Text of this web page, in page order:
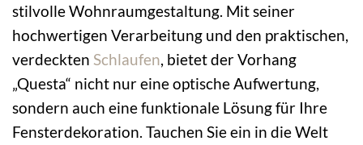
stilvolle Wohnraumgestaltung. Mit seiner
hochwertigen Verarbeitung und den praktischen,
verdeckten Schlaufen , bietet der Vorhang
„Questa“ nicht nur eine optische Aufwertung,
sondern auch eine funktionale Lösung für Ihre
Fensterdekoration. Tauchen Sie ein in die Welt